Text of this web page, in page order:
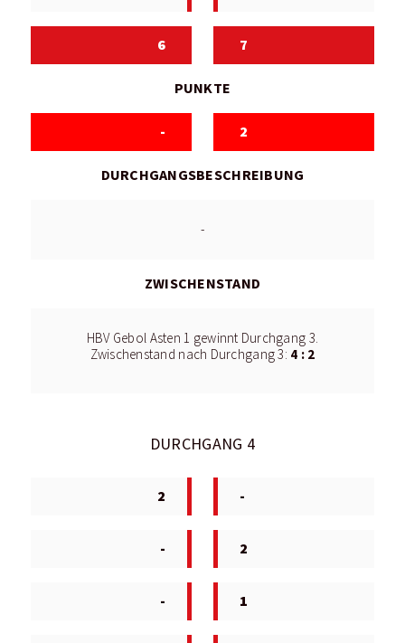
6 7
PUNKTE
- 2
DURCHGANGSBESCHREIBUNG
-
ZWISCHENSTAND
HBV Gebol Asten 1 gewinnt Durchgang 3.
Zwischenstand nach Durchgang 3: 4 : 2
DURCHGANG 4
2 -
- 2
- 1